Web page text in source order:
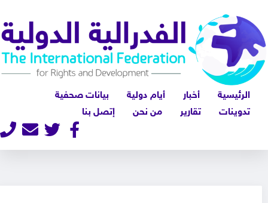
الرئيسية أخبار أيام دولية
بيانات صحفية
تدوينات
تقارير من نحن إتصل بنا